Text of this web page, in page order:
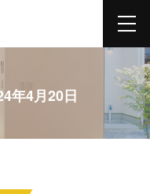
年4月20日